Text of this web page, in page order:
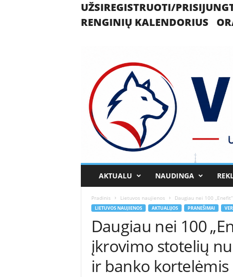
UŽSIREGISTRUOTI/
RENGINIŲ KALENDORIUS
m
AKTUALU NAUDINGA
Pradinis Lietuvos naujienos Daugiau nei 100
LIETUVOS NAUJIENOS AKTUALIJOS PRANEŠIMAI
Daugiau nei 100
įkrovimo stotelių
ir banko kortelėmis